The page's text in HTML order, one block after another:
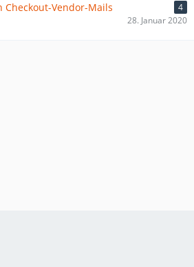
Checkout-Vendor-Mails
4
28. Januar 2020